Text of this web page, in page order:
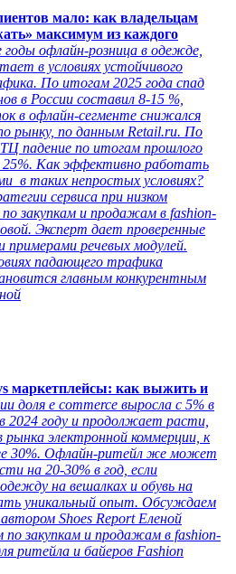
мало: как владельцам
максимум из каждого
годы офлайн-розница в одежде,
в условиях устойчивого
По итогам 2025 года спад
в России составил 8-15 %,
в офлайн-сегменте снижался
рынку, по данным Retail.ru. По
падение по итогам прошлого
25%. Как эффективно работать
в таких непростых условиях?
сервиса при низком
закупкам и продажам в fashion-
Эксперт дает проверенные
речевых модулей.
падающего трафика
главным конкурентным
маркетплейсы: как выжить и
доля e commerce выросла с 5% в
2024 году и продолжает расти,
рынка электронной коммерции, к
30%. Офлайн-ритейл же может
на 20-30% в год, если
на вешалках и обувь на
уникальный опыт. Обсуждаем
Shoes Report Еленой
по закупкам и продажам в fashion-
ритейла и байеров Fashion